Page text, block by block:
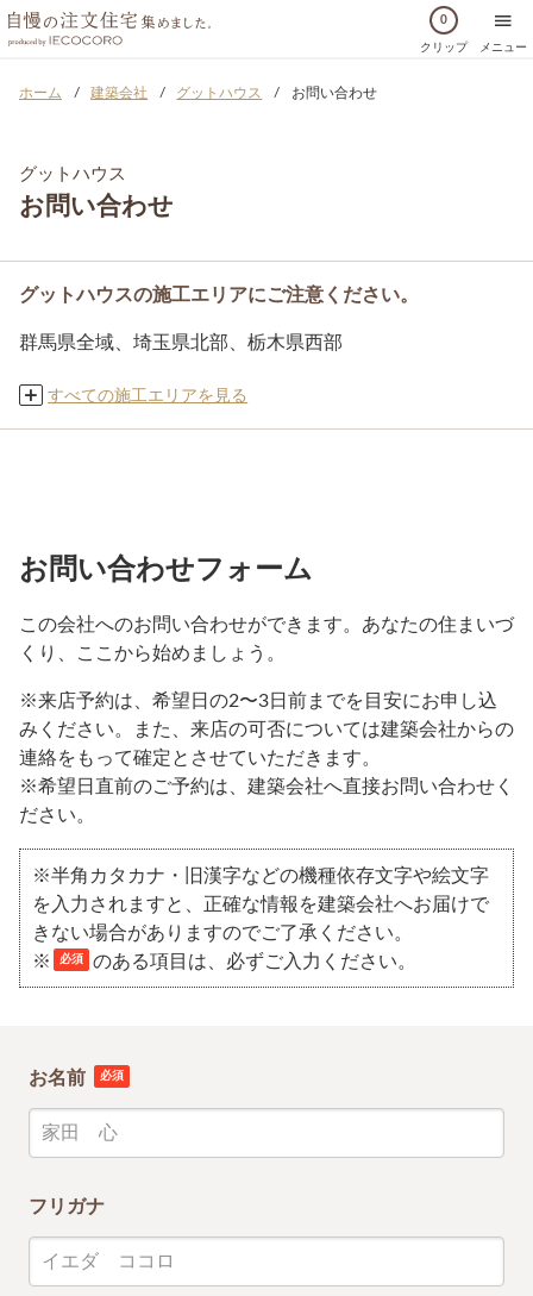
0
クリップ メニュー
ホーム 建築会社 グットハウス お問い合わせ
グットハウス
お問い合わせ
グットハウスの施工エリアにご注意ください。
群馬県全域、埼玉県北部、栃木県西部
すべての施工エリアを見る
お問い合わせフォーム
この会社へのお問い合わせができます。あなたの住まいづ
くり、ここから始めましょう。
※来店予約は、希望日の2〜3日前までを目安にお申し込
みください。また、来店の可否については建築会社からの
連絡をもって確定とさせていただきます。
※希望日直前のご予約は、建築会社へ直接お問い合わせく
ださい。
※半角カタカナ・旧漢字などの機種依存文字や絵文字
を入力されますと、正確な情報を建築会社へお届けで
きない場合がありますのでご了承ください。
※
必須 のある項目は、必ずご入力ください。
お名前 必須
フリガナ